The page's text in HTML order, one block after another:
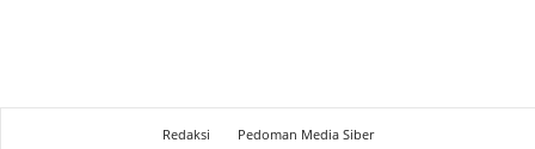
Redaksi Pedoman Media Siber